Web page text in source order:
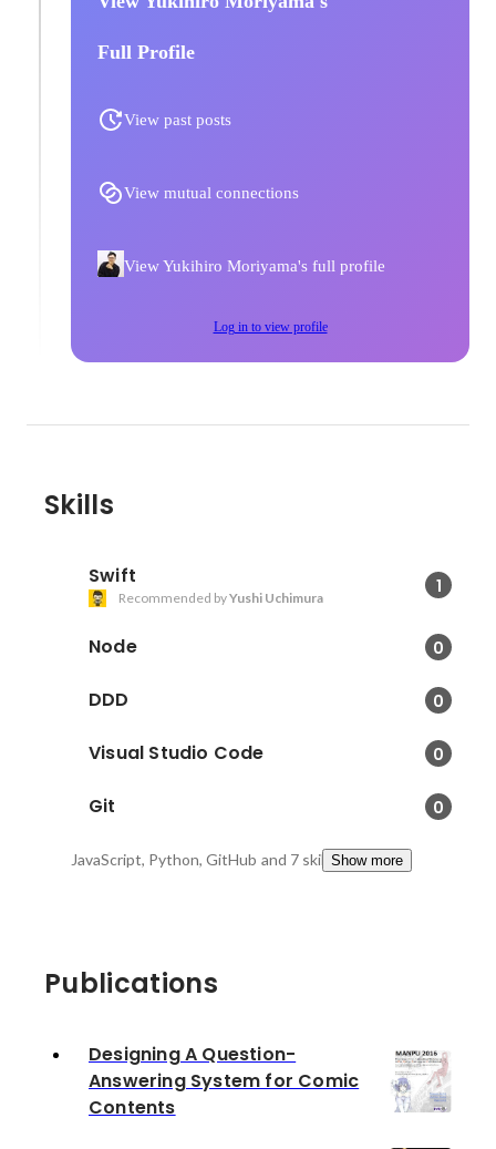
Full Profile
View past posts
View mutual connections
View Yukihiro Moriyama's full profile
Log in to view profile
Skills
Swift 1
Recommended byYushi Uchimura
Node 0
DDD 0
Visual Studio Code 0
Git 0
JavaScript, Python, GitHub and 7 skillsShow more
Publications
Designing A Question-
Answering System for Comic
Contents